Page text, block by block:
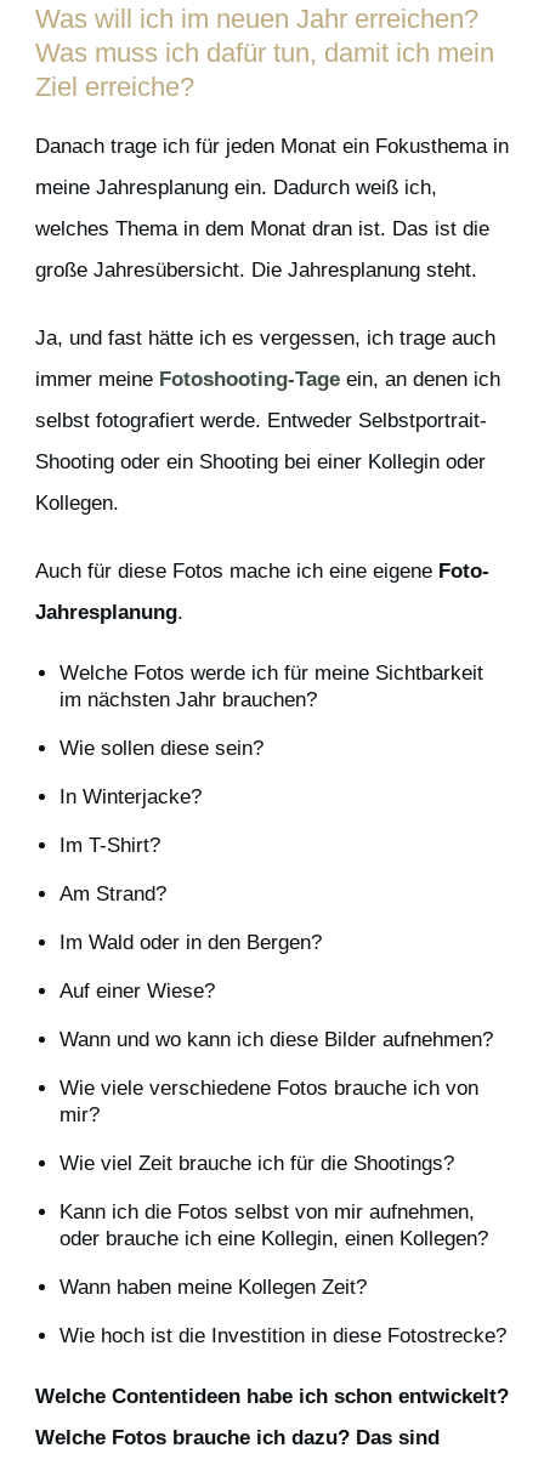
Was will ich im neuen Jahr erreichen?
Was muss ich dafür tun, damit ich mein
Ziel erreiche?
Danach trage ich für jeden Monat ein Fokusthema in
meine Jahresplanung ein. Dadurch weiß ich,
welches Thema in dem Monat dran ist. Das ist die
große Jahresübersicht. Die Jahresplanung steht.
Ja, und fast hätte ich es vergessen, ich trage auch
immer meine Fotoshooting-Tage ein, an denen ich
selbst fotografiert werde. Entweder Selbstportrait-
Shooting oder ein Shooting bei einer Kollegin oder
Kollegen.
Auch für diese Fotos mache ich eine eigene Foto-
Jahresplanung.
Welche Fotos werde ich für meine Sichtbarkeit
im nächsten Jahr brauchen?
Wie sollen diese sein?
In Winterjacke?
Im T-Shirt?
Am Strand?
Im Wald oder in den Bergen?
Auf einer Wiese?
Wann und wo kann ich diese Bilder aufnehmen?
Wie viele verschiedene Fotos brauche ich von
mir?
Wie viel Zeit brauche ich für die Shootings?
Kann ich die Fotos selbst von mir aufnehmen,
oder brauche ich eine Kollegin, einen Kollegen?
Wann haben meine Kollegen Zeit?
Wie hoch ist die Investition in diese Fotostrecke?
Welche Contentideen habe ich schon entwickelt?
Welche Fotos brauche ich dazu? Das sind